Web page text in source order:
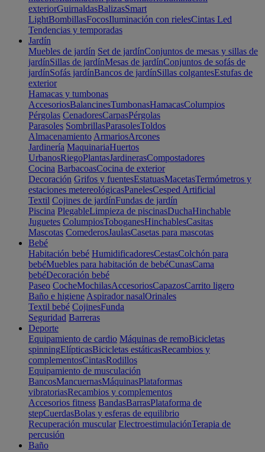
exteriorGuirnaldasBalizasSmart
LightBombillasFocosIluminación con rielesCintas Led
Tendencias y temporadas
Jardín
Muebles de jardín Set de jardínConjuntos de mesas y sillas de
jardínSillas de jardínMesas de jardínConjuntos de sofás de
jardínSofás jardínBancos de jardínSillas colgantesEstufas de
exterior
Hamacas y tumbonas
AccesoriosBalancinesTumbonasHamacasColumpios
Pérgolas CenadoresCarpasPérgolas
Parasoles SombrillasParasolesToldos
Almacenamiento ArmariosArcones
Jardinería MaquinariaHuertos
UrbanosRiegoPlantasJardinerasCompostadores
Cocina BarbacoasCocina de exterior
Decoración Grifos y fuentesEstatuasMacetasTermómetros y
estaciones metereológicasPanelesCesped Artificial
Textil Cojines de jardínFundas de jardín
Piscina PlegableLimpieza de piscinasDuchaHinchable
Juguetes ColumpiosToboganesHinchablesCasitas
Mascotas ComederosJaulasCasetas para mascotas
Bebé
Habitación bebé HumidificadoresCestasColchón para
bebéMuebles para habitación de bebéCunasCama
bebéDecoración bebé
Paseo CocheMochilasAccesoriosCapazosCarrito ligero
Baño e higiene Aspirador nasalOrinales
Textil bebé CojinesFunda
Seguridad Barreras
Deporte
Equipamiento de cardio Máquinas de remoBicicletas
spinningElípticasBicicletas estáticasRecambios y
complementosCintasRodillos
Equipamiento de musculación
BancosMancuernasMáquinasPlataformas
vibratoriasRecambios y complementos
Accesorios fitness BandasBarrasPlataforma de
stepCuerdasBolas y esferas de equilibrio
Recuperación muscular ElectroestimulaciónTerapia de
percusión
Baño